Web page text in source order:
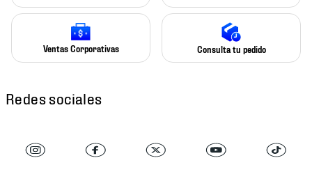
Ventas Corporativas Consulta tu pedido
Redes sociales